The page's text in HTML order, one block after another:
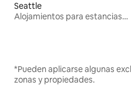
Seattle
Alojamientos para estancias largas
*Pueden aplicarse algunas
zonas y propiedades.